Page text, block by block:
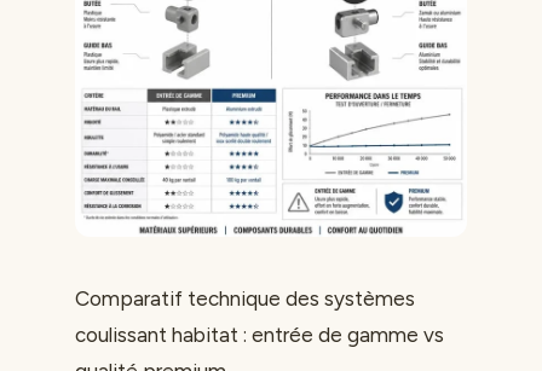
Comparatif technique des systèmes
coulissant habitat : entrée de gamme vs